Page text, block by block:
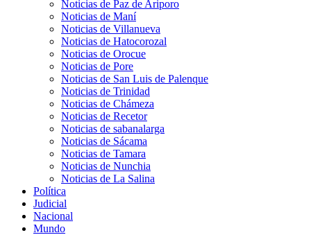
Noticias de Paz de Ariporo
Noticias de Maní
Noticias de Villanueva
Noticias de Hatocorozal
Noticias de Orocue
Noticias de Pore
Noticias de San Luis de Palenque
Noticias de Trinidad
Noticias de Chámeza
Noticias de Recetor
Noticias de sabanalarga
Noticias de Sácama
Noticias de Tamara
Noticias de Nunchia
Noticias de La Salina
Política
Judicial
Nacional
Mundo